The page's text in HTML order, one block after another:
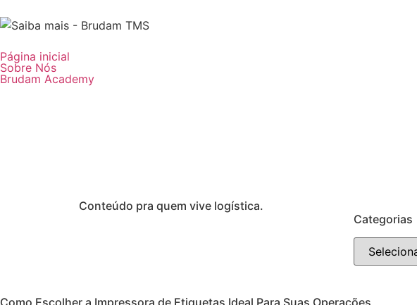
Página inicial
Sobre Nós
Brudam Academy
Conteúdo pra quem vive logística.
Categorias
Como Escolher a Impressora de Etiquetas Ideal Para Suas Operações